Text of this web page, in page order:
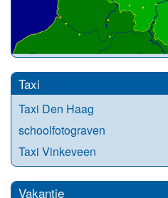
Taxi
Taxi Den Haag
schoolfotograven
Taxi Vinkeveen
Vakantie